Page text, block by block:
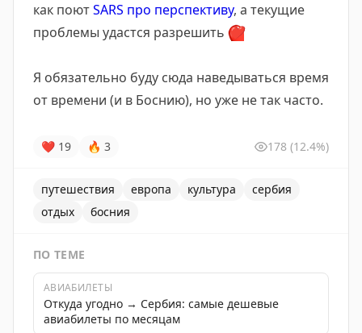
как поютSARS про перспективу, а текущие
проблемы удастся разрешить ❤️
Я обязательно буду сюда наведываться время
от времени (и в Боснию), но уже не так часто.
❤ 19 🔥 3 178 (12.4%)
путешествия европа культура
сербия
отдых
босния
ПО ТЕМЕ
АВИАБИЛЕТЫ
Откуда угодно → Сербия: самые дешевые
авиабилеты по месяцам